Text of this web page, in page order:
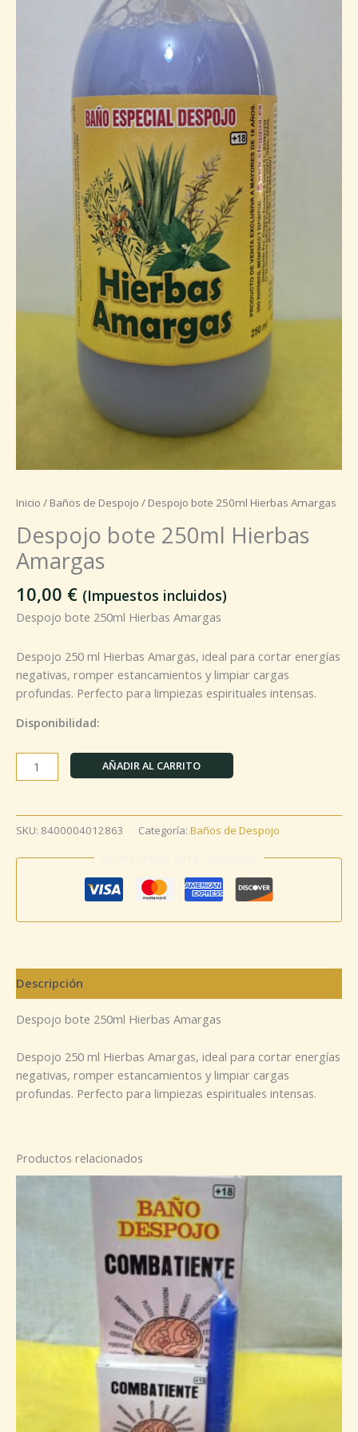
Inicio / Baños de Despojo / Despojo bote 250ml Hierbas Amargas
Despojo bote 250ml Hierbas
Amargas
10,00 € (Impuestos incluidos)
Despojo bote 250ml Hierbas Amargas
Despojo 250 ml Hierbas Amargas, ideal para cortar energías
negativas, romper estancamientos y limpiar cargas
profundas. Perfecto para limpiezas espirituales intensas.
Disponibilidad:
AÑADIR AL CARRITO
SKU: 8400004012863 Categoría: Baños de Despojo
Descripción
Despojo bote 250ml Hierbas Amargas
Despojo 250 ml Hierbas Amargas, ideal para cortar energías
negativas, romper estancamientos y limpiar cargas
profundas. Perfecto para limpiezas espirituales intensas.
Productos relacionados